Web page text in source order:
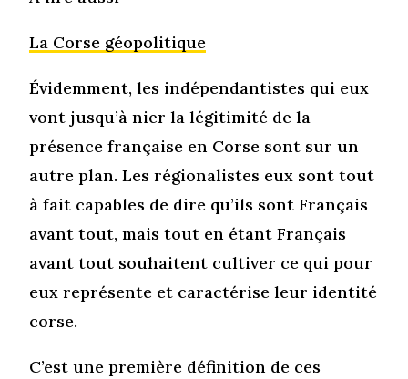
La Corse géopolitique
Évidemment, les indépendantistes qui eux
vont jusqu’à nier la légitimité de la
présence française en Corse sont sur un
autre plan. Les régionalistes eux sont tout
à fait capables de dire qu’ils sont Français
avant tout, mais tout en étant Français
avant tout souhaitent cultiver ce qui pour
eux représente et caractérise leur identité
corse.
C’est une première définition de ces